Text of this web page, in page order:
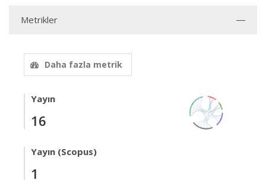
Metrikler
Daha fazla metrik
Yayın
16
Yayın (Scopus)
1